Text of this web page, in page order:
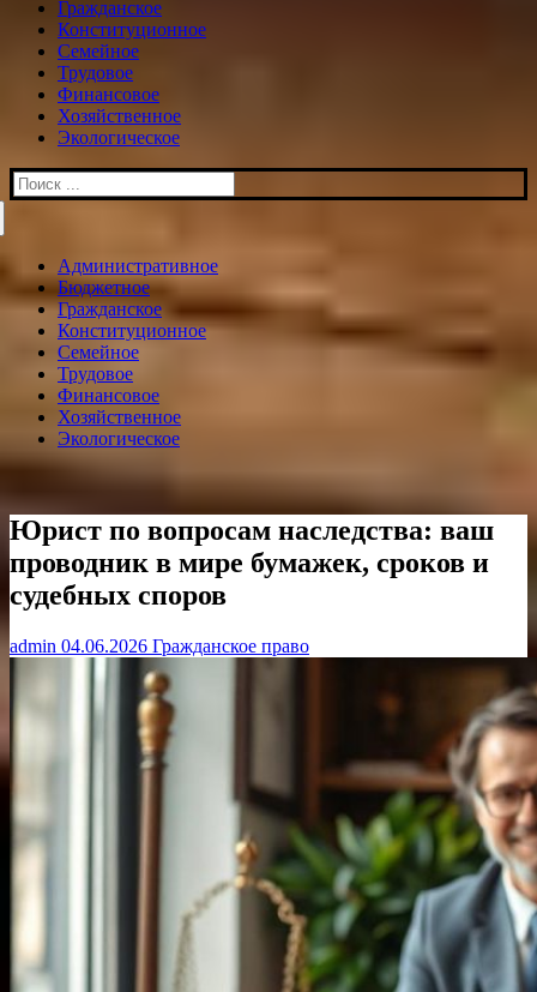
Гражданское
Конституционное
Семейное
Трудовое
Финансовое
Хозяйственное
Экологическое
Искать:
Административное
Бюджетное
Гражданское
Конституционное
Семейное
Трудовое
Финансовое
Хозяйственное
Экологическое
Юрист по вопросам наследства: ваш
проводник в мире бумажек, сроков и
судебных споров
admin 04.06.2026 Гражданское право